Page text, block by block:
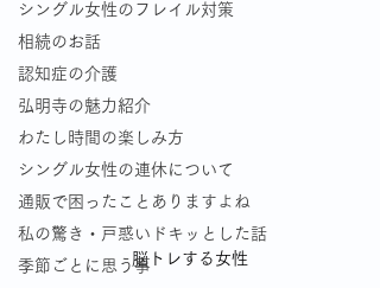
シングル女性のフレイル対策
相続のお話
認知症の介護
弘明寺の魅力紹介
わたし時間の楽しみ方
シングル女性の連休について
通販で困ったことありますよね
私の驚き・戸惑いドキッとした話
季節ごとに思う事脳トレする女性